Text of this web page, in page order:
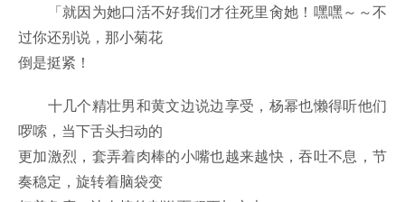
「就因为她口活不好我们才往死里肏她！嘿嘿～～不
过你还别说，那小菊花
倒是挺紧！
十几个精壮男和黄文边说边享受，杨幂也懒得听他们
啰嗦，当下舌头扫动的
更加激烈，套弄着肉棒的小嘴也越来越快，吞吐不息，节
奏稳定，旋转着脑袋变